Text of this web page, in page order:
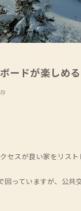
ードが楽しめ
セスが良い家をリスト
回っていますが、公共